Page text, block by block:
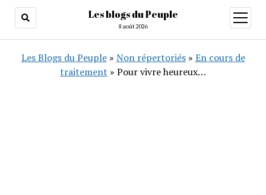
Les blogs du Peuple
8 août 2026
ouvrir
menu
Les Blogs du Peuple» Non répertoriés» En cours de
traitement » Pour vivre heureux…